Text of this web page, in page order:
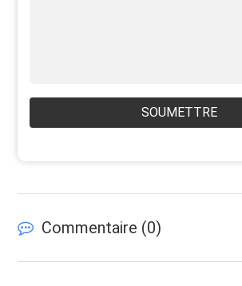
SOUMETTRE
Commentaire (0)